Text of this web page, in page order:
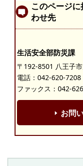
このページ
わせ先
生活安全部防災課
〒192-8501 八王子
電話： 042-620-7208
ファックス：042-
お問